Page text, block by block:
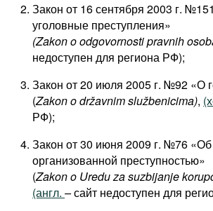
Закон от 16 сентября 2003 г.
уголовные преступления»
(Zakon o odgovornosti pravnih
недоступен для региона РФ);
Закон от 20 июля 2005 г. №92 «О
(Zakon o državnim službenicima),
РФ);
Закон от 30 июня 2009 г. №76
организованной преступностью»
(Zakono Ureduzasuzbijanje
(англ. –сайт недоступен для